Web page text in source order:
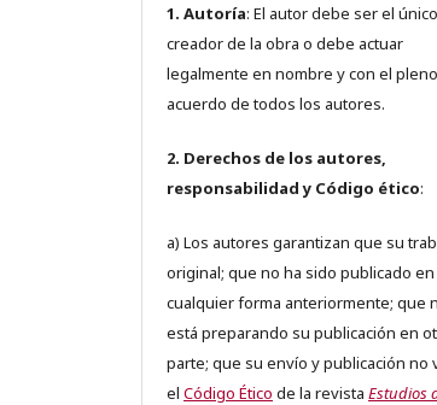
1. Autoría: El autor debe ser el único
creador de la obra o debe actuar
legalmente en nombre y con el pleno
acuerdo de todos los autores.
2. Derechos de los autores,
responsabilidad y Código ético:
a) Los autores garantizan que su
original; que no ha sido publicado en
cualquier forma anteriormente; que
está preparando su publicación en
parte; que su envío y publicación no
el Código Ético de la revista Estudios